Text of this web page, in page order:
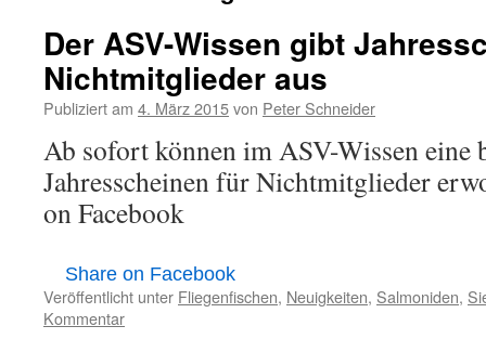
Der ASV-Wissen gibt
Nichtmitglieder aus
Publiziert am 4. März 2015von Peter Schneider
Ab sofort können im ASV-Wissen eine
Jahresscheinen für Nichtmitglieder
on Facebook
Share on Facebook
Veröffentlicht unter Fliegenfischen, Neuigkeiten, Salmoniden,
Kommentar